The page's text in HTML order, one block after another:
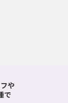
や
で